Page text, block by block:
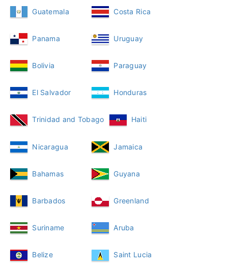
Guatemala Costa Rica
Panama Uruguay
Bolivia Paraguay
El Salvador Honduras
Trinidad and Tobago Haiti
Nicaragua Jamaica
Bahamas Guyana
Barbados Greenland
Suriname Aruba
Belize Saint Lucia